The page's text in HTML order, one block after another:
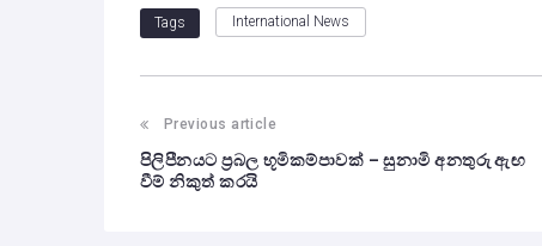
Tags International News
Previous article
පිලිපීනයට ප්‍රබල භූමිකම්පාවක් – සුනාමි අනතුරු ඇඟ
වීම් නිකුත් කරයි